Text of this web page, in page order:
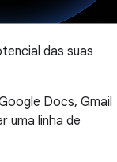
das suas
Docs, Gmail
uma linha de